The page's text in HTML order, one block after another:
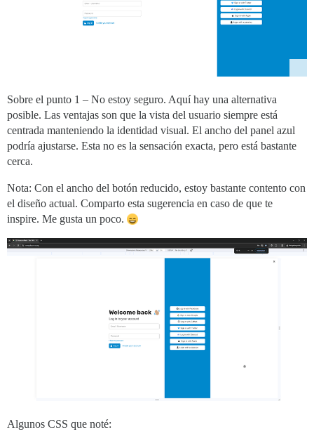
Sobre el punto 1 – No estoy seguro. Aquí hay una alternativa
posible. Las ventajas son que la vista del usuario siempre está
centrada manteniendo la identidad visual. El ancho del panel azul
podría ajustarse. Esta no es la sensación exacta, pero está bastante
cerca.
Nota: Con el ancho del botón reducido, estoy bastante contento con
el diseño actual. Comparto esta sugerencia en caso de que te
inspire. Me gusta un poco.
Algunos CSS que noté: